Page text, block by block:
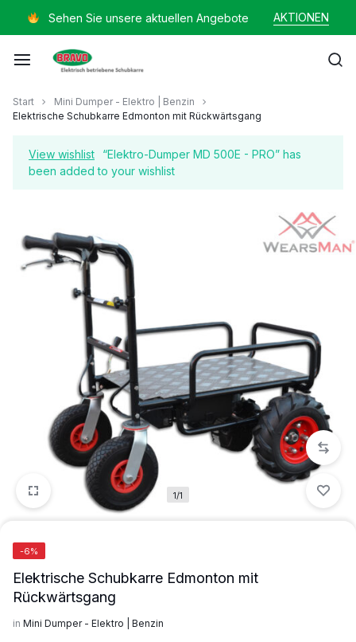
Sehen Sie unsere aktuellen Angebote AKTIONEN
Mayer
Start
Mini Dumper - Elektro | Benzin
Elektrische Schubkarre Edmonton mit Rückwärtsgang
View wishlist
“Elektro-Dumper MD 500E - PRO” has
been added to your wishlist
1/1
-6%
Elektrische Schubkarre Edmonton mit
Rückwärtsgang
in Mini Dumper - Elektro | Benzin